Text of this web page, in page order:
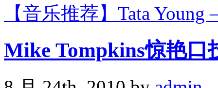
【音乐推荐】Tata
Mike Tompkins惊艳